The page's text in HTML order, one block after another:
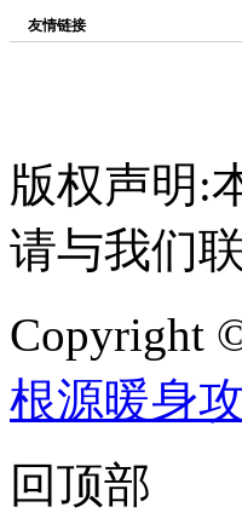
友情链接
版权声明:
请与我们
Copyright
根源暖身
回顶部